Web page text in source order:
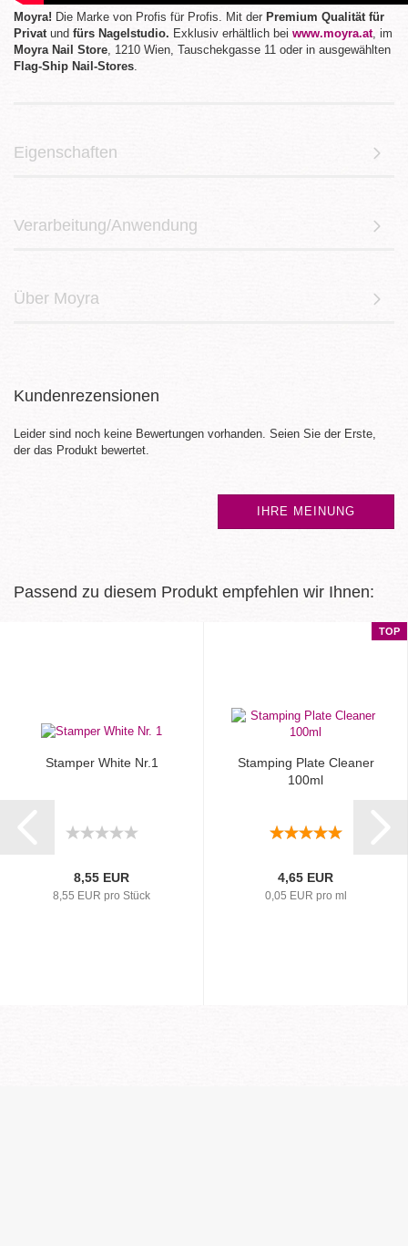
Moyra! Die Marke von Profis für Profis. Mit der Premium Qualität für
Privat und fürs Nagelstudio. Exklusiv erhältlich bei www.moyra.at, im
Moyra Nail Store , 1210 Wien, Tauschekgasse 11 oder in ausgewählten
Flag-Ship Nail-Stores
Eigenschaften
Verarbeitung/Anwendung
Über Moyra
Kundenrezensionen
Leider sind noch keine Bewertungen vorhanden. Seien Sie der Erste,
der das Produkt bewertet.
IHRE MEINUNG
Passend zu diesem Produkt empfehlen wir Ihnen:
Stamper White Nr.1
8,55 EUR
8,55 EUR pro Stück
TOP
Stamping Plate Cleaner
100ml
4,65 EUR
0,05 EUR pro ml